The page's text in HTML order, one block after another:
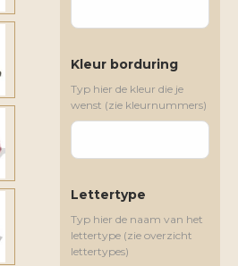
Kleur borduring
Typ hier de kleur die je
wenst (zie kleurnummers)
Lettertype
Typ hier de naam van het
lettertype (zie overzicht
lettertypes)